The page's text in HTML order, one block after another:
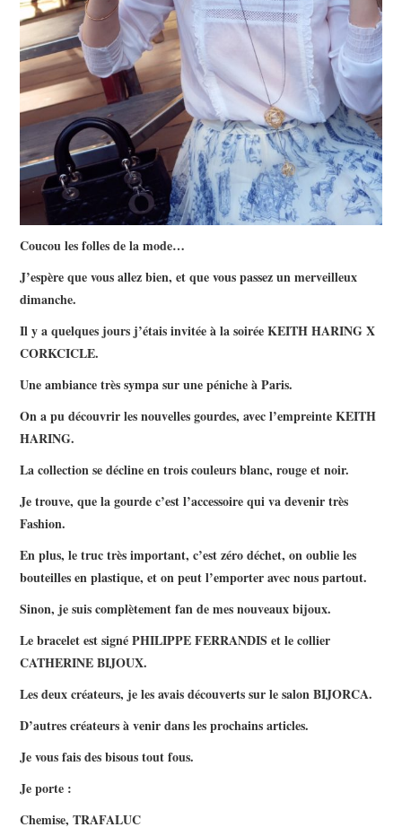
Coucou les folles de la mode…
J’espère que vous allez bien, et que vous passez un merveilleux
dimanche.
Il y a quelques jours j’étais invitée à la soirée KEITH HARING X
CORKCICLE.
Une ambiance très sympa sur une péniche à Paris.
On a pu découvrir les nouvelles gourdes, avec l’empreinte KEITH
HARING.
La collection se décline en trois couleurs blanc, rouge et noir.
Je trouve, que la gourde c’est l’accessoire qui va devenir très
Fashion.
En plus, le truc très important, c’est zéro déchet, on oublie les
bouteilles en plastique, et on peut l’emporter avec nous partout.
Sinon, je suis complètement fan de mes nouveaux bijoux.
Le bracelet est signé PHILIPPE FERRANDIS et le collier
CATHERINE BIJOUX.
Les deux créateurs, je les avais découverts sur le salon BIJORCA.
D’autres créateurs à venir dans les prochains articles.
Je vous fais des bisous tout fous.
Je porte :
Chemise, TRAFALUC